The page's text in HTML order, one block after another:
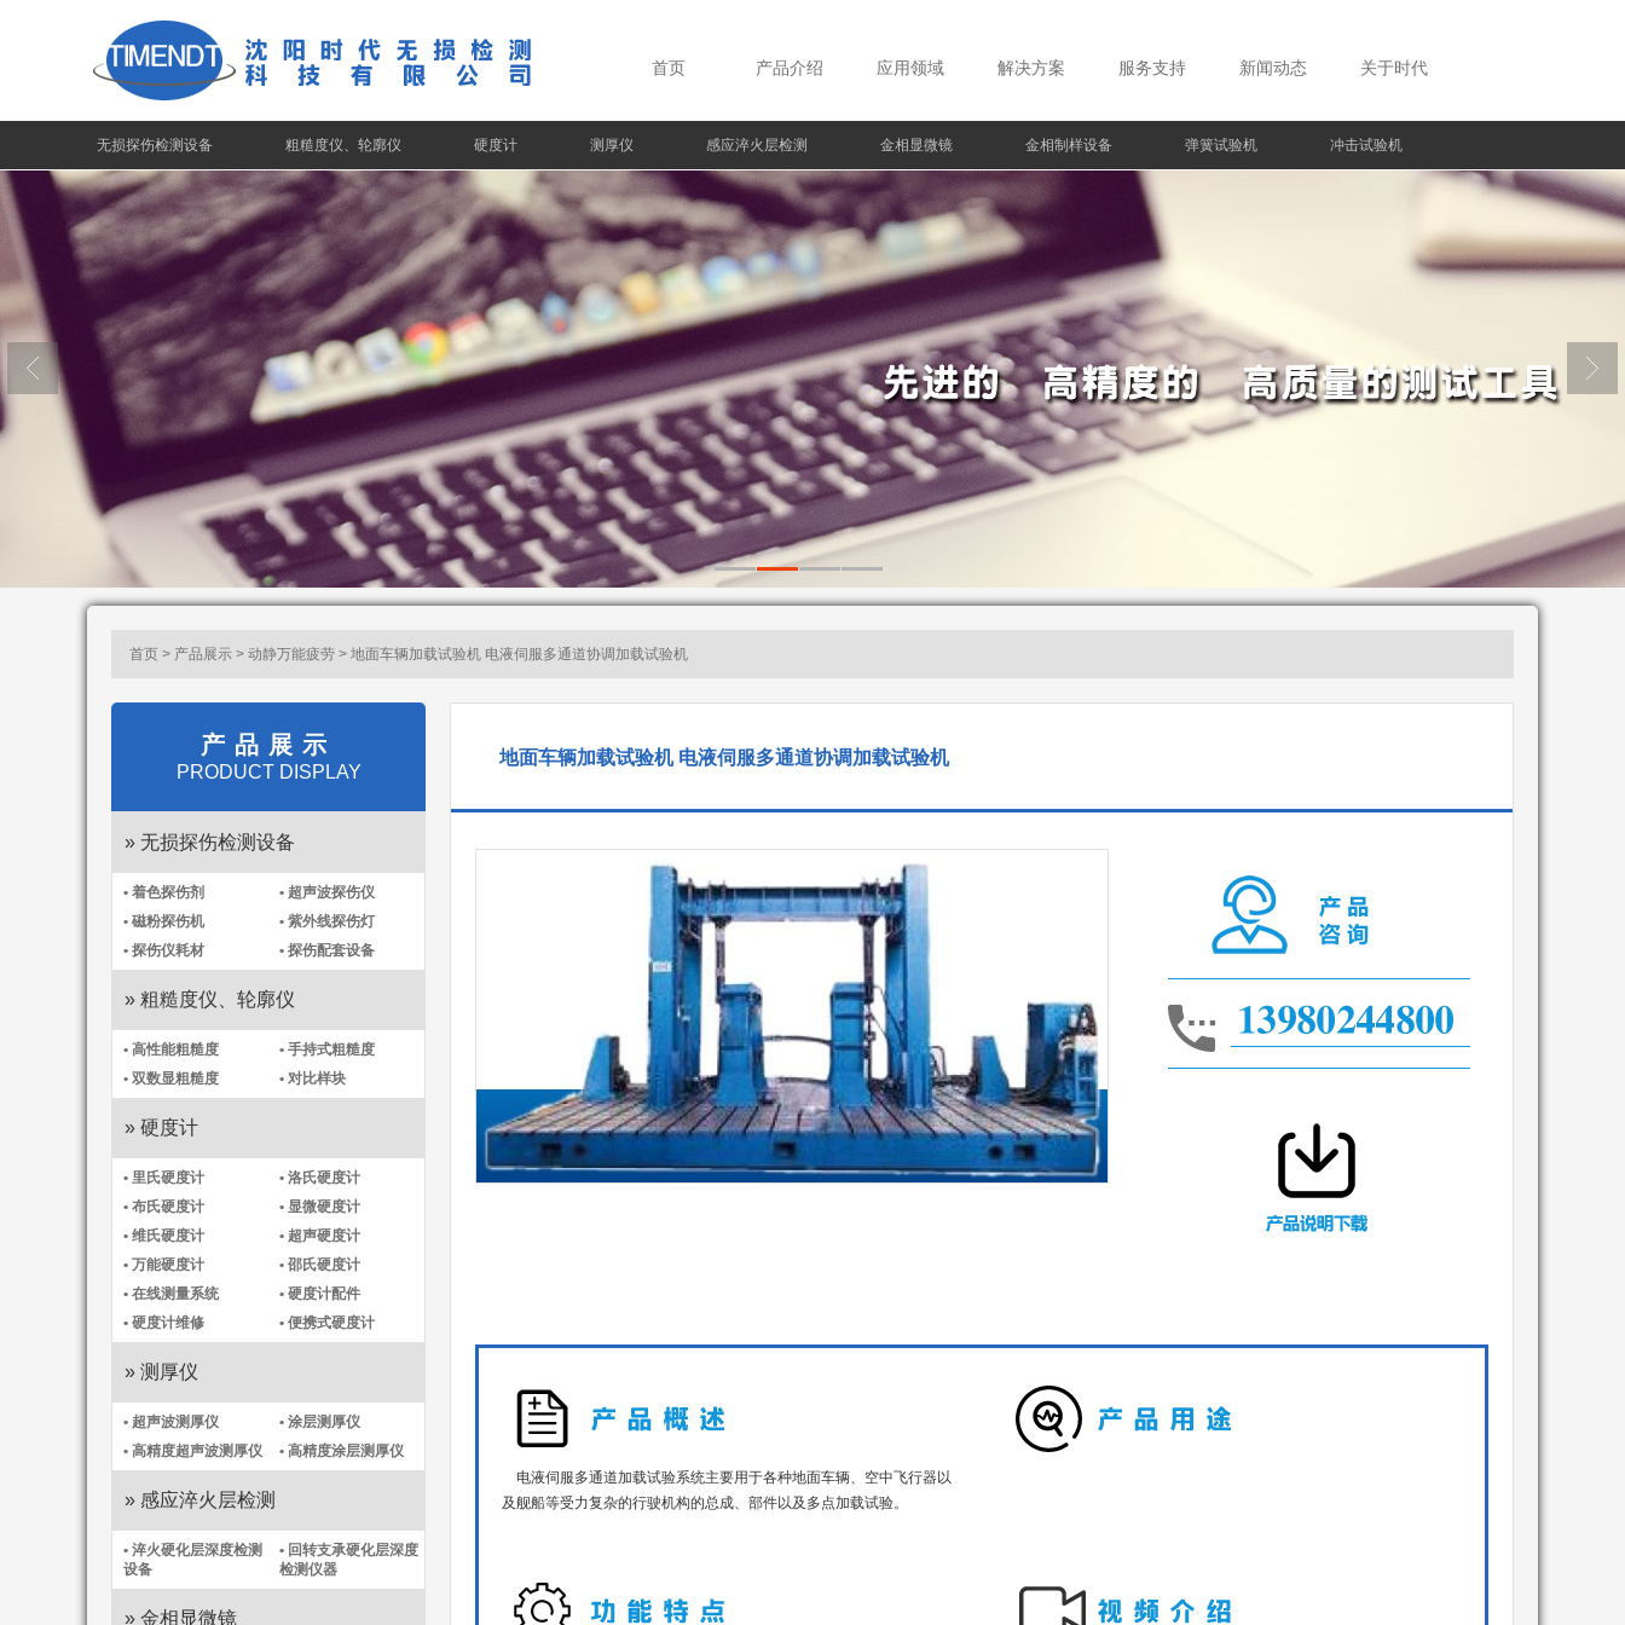
首页 产品介绍 应用领域 解决方案 服务支持 新闻动态 关于时代
无损探伤检测设备 粗糙度仪、轮廓仪 硬度计 测厚仪 感应淬火层检测 金相显微镜 金相制样设备 弹簧试验机 冲击试验机
首页 > 产品展示 > 动静万能疲劳 > 地面车辆加载试验机 电液伺服多通道协调加载试验机
产品展示
PRODUCT DISPLAY
» 无损探伤检测设备
• 着色探伤剂
• 超声波探伤仪
• 磁粉探伤机
• 紫外线探伤灯
• 探伤仪耗材
• 探伤配套设备
» 粗糙度仪、轮廓仪
• 高性能粗糙度
• 手持式粗糙度
• 双数显粗糙度
• 对比样块
» 硬度计
• 里氏硬度计
• 洛氏硬度计
• 布氏硬度计
• 显微硬度计
• 维氏硬度计
• 超声硬度计
• 万能硬度计
• 邵氏硬度计
• 在线测量系统
• 硬度计配件
• 硬度计维修
• 便携式硬度计
» 测厚仪
• 超声波测厚仪
• 涂层测厚仪
• 高精度超声波测厚仪
• 高精度涂层测厚仪​
» 感应淬火层检测
• 淬火硬化层深度检测
设备
• 回转支承硬化层深度
检测仪器
» 金相显微镜
地面车辆加载试验机 电液伺服多通道协调加载试验机
电液伺服多通道加载试验系统主要用于各种地面车辆、空中飞行器以
及舰船等受力复杂的行驶机构的总成、部件以及多点加载试验。